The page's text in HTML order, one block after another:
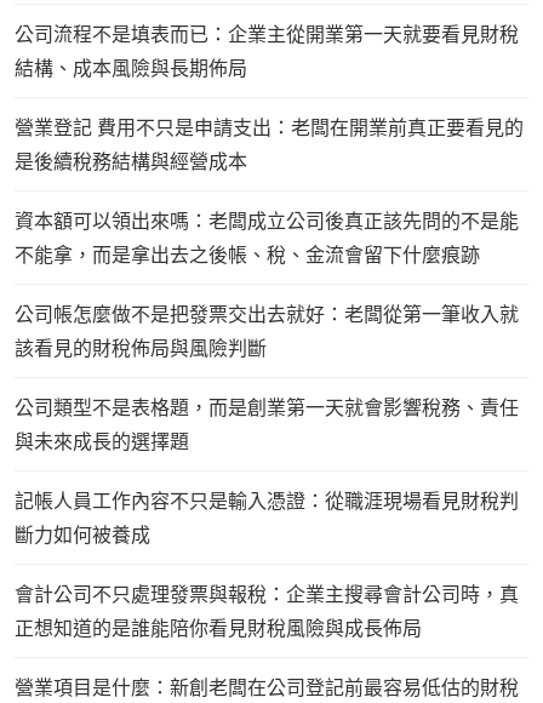
公司流程不是填表而已：企業主從開業第一天就要看見財稅
結構、成本風險與長期佈局
營業登記 費用不只是申請支出：老闆在開業前真正要看見的
是後續稅務結構與經營成本
資本額可以領出來嗎：老闆成立公司後真正該先問的不是能
不能拿，而是拿出去之後帳、稅、金流會留下什麼痕跡
公司帳怎麼做不是把發票交出去就好：老闆從第一筆收入就
該看見的財稅佈局與風險判斷
公司類型不是表格題，而是創業第一天就會影響稅務、責任
與未來成長的選擇題
記帳人員工作內容不只是輸入憑證：從職涯現場看見財稅判
斷力如何被養成
會計公司不只處理發票與報稅：企業主搜尋會計公司時，真
正想知道的是誰能陪你看見財稅風險與成長佈局
營業項目是什麼：新創老闆在公司登記前最容易低估的財稅